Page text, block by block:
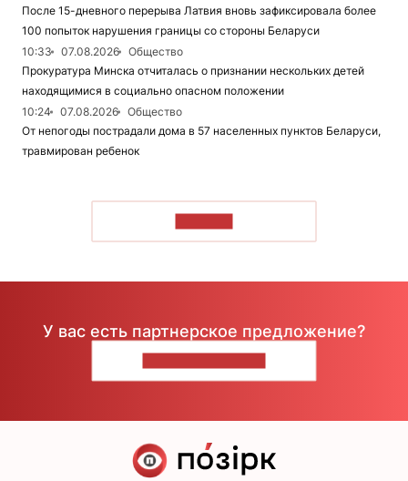
После 15-дневного перерыва Латвия вновь зафиксировала более
100 попыток нарушения границы со стороны Беларуси
10:33
07.08.2026
Общество
Прокуратура Минска отчиталась о признании нескольких детей
находящимися в социально опасном положении
10:24
07.08.2026
Общество
От непогоды пострадали дома в 57 населенных пунктов Беларуси,
травмирован ребенок
У вас есть партнерское предложение?